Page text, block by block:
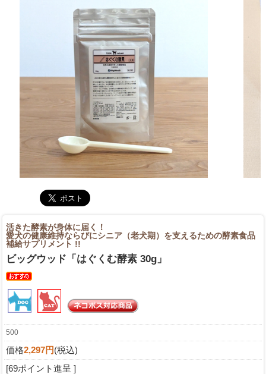
活きた酵素が身体に届く！
愛犬の健康維持ならびにシニア（老犬期）を支えるための酵素食品
補給サプリメント !!
ビッグウッド「はぐくむ酵素 30g」
500
価格2,297円(税込)
[69ポイント進呈 ]